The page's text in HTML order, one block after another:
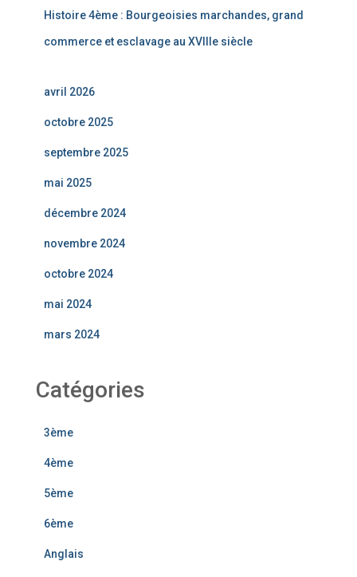
Histoire 4ème : Bourgeoisies marchandes, grand
commerce et esclavage au XVIIIe siècle
avril 2026
octobre 2025
septembre 2025
mai 2025
décembre 2024
novembre 2024
octobre 2024
mai 2024
mars 2024
Catégories
3ème
4ème
5ème
6ème
Anglais